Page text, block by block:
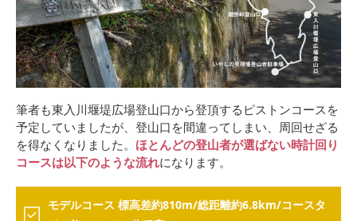
筆者も東入川堰堤広場登山口から登頂するピストンコースを
予定していましたが、登山口を間違ってしまい、周回せざる
を得なくなりました。 ほとんどの登山者が選ばない時計回り
コースは以下のような流れになります。
モデルコース 標高差約810m/総距離約6.8km/コースタ